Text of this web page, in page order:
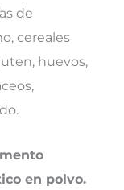
de
cereales
huevos,
en polvo.